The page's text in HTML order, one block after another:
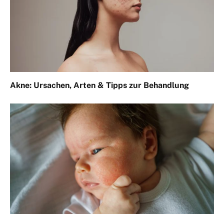
Akne: Ursachen, Arten & Tipps zur Behandlung